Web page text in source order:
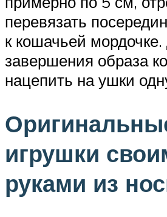
перевязать
к кошачьей
завершения образа
нацепить на ушки
игрушки
руками из